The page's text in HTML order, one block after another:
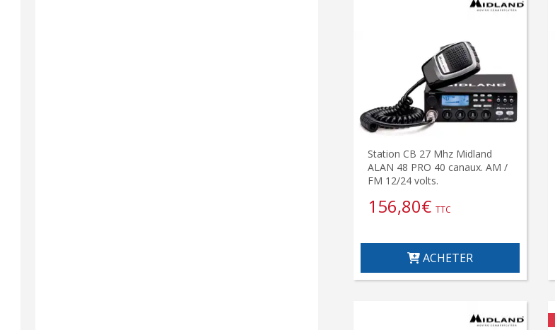
Station CB 27 Mhz Midland
ALAN 48 PRO 40 canaux. AM /
FM 12/24 volts.
156,80€ TTC
ACHETER